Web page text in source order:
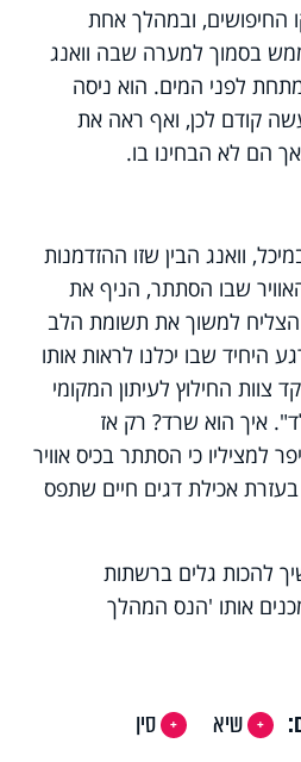
החיפושים, ובמהלך אחת
בסמוך למערה שבה וואנג
100 מטרים מתחת לפני המים. הוא ניסה
קודם לכן, ואף ראה את
הם לא הבחינו בו.
רק 4% חמצן במיכל, וואנג הבין שזו ההזדמנות
שבו הסתתר, הניף את
הצליח למשוך את תשומת הלב
היחיד שבו יכלנו לראות אותו
צוות החילוץ לעיתון המקומי
איך הוא שרד? רק אז
למציליו כי הסתתר בכיס אוויר
אכילת דגים חיים שתפס
להכות גלים ברשתות
אותו 'הנס המהלך
שיא
סין